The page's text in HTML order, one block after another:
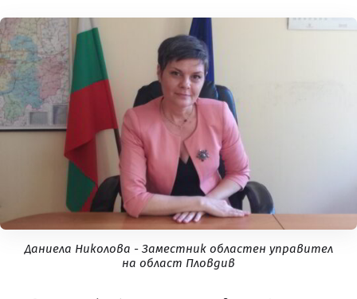
Даниела Николова - Заместник областен управител
на област Пловдив